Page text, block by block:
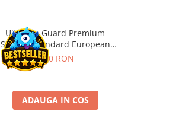
Ultimate Guard Premium
Sleeves Standard European
Board Game Size (50)
9,90 RON
ADAUGA IN COS